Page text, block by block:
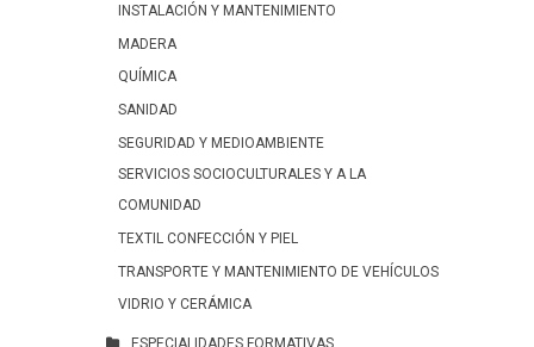
INSTALACIÓN Y MANTENIMIENTO
MADERA
QUÍMICA
SANIDAD
SEGURIDAD Y MEDIOAMBIENTE
SERVICIOS SOCIOCULTURALES Y A LA
COMUNIDAD
TEXTIL CONFECCIÓN Y PIEL
TRANSPORTE Y MANTENIMIENTO DE VEHÍCULOS
VIDRIO Y CERÁMICA
ESPECIALIDADES FORMATIVAS